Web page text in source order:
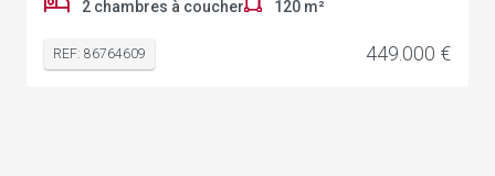
2 chambres à coucher 120 m²
REF: 86764609 449.000 €